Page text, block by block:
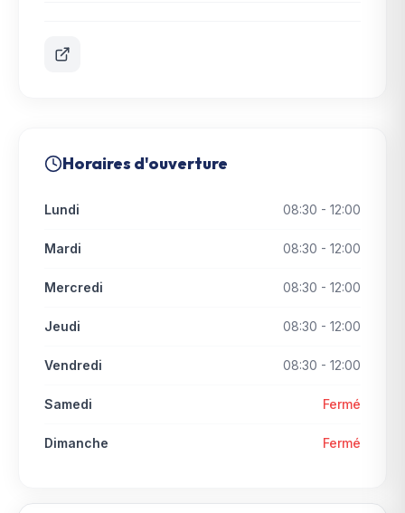
Horaires d'ouverture
Lundi 08:30 - 12:00
Mardi 08:30 - 12:00
Mercredi 08:30 - 12:00
Jeudi 08:30 - 12:00
Vendredi 08:30 - 12:00
Samedi Fermé
Dimanche Fermé